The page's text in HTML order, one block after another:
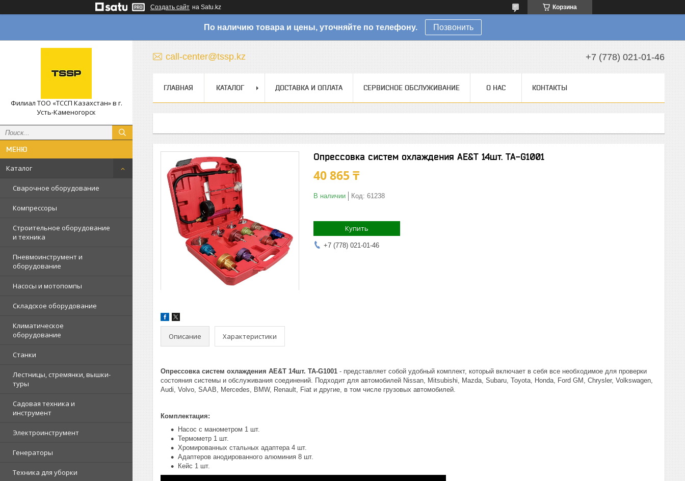
Создать сайт на Satu.kz Корзина
По наличию товара и цены, уточняйте по телефону. Позвонить
Филиал ТОО «ТССП Казахстан» в г.
Усть-Каменогорск
Каталог
Сварочное оборудование
Компрессоры
Строительное оборудование
и техника
Пневмоинструмент и
оборудование
Насосы и мотопомпы
Складское оборудование
Климатическое
оборудование
Станки
Лестницы, стремянки, вышки-
туры
Садовая техника и
инструмент
Электроинструмент
Генераторы
Техника для уборки
call-center@tssp.kz +7 (778) 021-01-46
ГЛАВНАЯ КАТАЛОГ ДОСТАВКА И ОПЛАТА СЕРВИСНОЕ ОБСЛУЖИВАНИЕ О НАС КОНТАКТЫ
Опрессовка систем охлаждения AE&T 14шт. TA-G1001
40 865 ₸
В наличии Код: 61238
Купить
+7 (778) 021-01-46
Описание Характеристики
Опрессовка систем охлаждения AE&T 14шт. TA-G1001 - представляет собой удобный комплект, который включает в себя все необходимое для проверки
состояния системы и обслуживания соединений. Подходит для автомобилей Nissan, Mitsubishi, Mazda, Subaru, Toyota, Honda, Ford GM, Chrysler, Volkswagen,
Audi, Volvo, SAAB, Mercedes, BMW, Renault, Fiat и другие, в том числе грузовых автомобилей.
Комплектация:
Насос с манометром 1 шт.
Термометр 1 шт.
Хромированных стальных адаптера 4 шт.
Адаптеров анодированного алюминия 8 шт.
Кейс 1 шт.